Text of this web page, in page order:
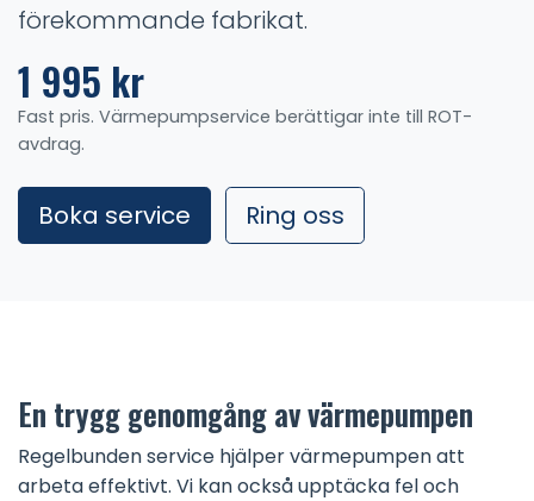
förekommande fabrikat.
1 995 kr
Fast pris. Värmepumpservice berättigar inte till ROT-
avdrag.
Boka service Ring oss
En trygg genomgång av värmepumpen
Regelbunden service hjälper värmepumpen att
arbeta effektivt. Vi kan också upptäcka fel och